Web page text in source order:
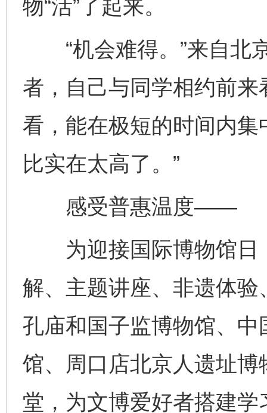
物“活”了起来。
“机会难得。”来自北
者，自己与同学相约前来
看，能在极短的时间内
比实在太高了。”
感受普惠温度——
为迎接国际博物馆日
解、主题讲座、非遗体
孔庙和国子监博物馆、
馆、周口店北京人遗址
堂，为文博爱好者搭建